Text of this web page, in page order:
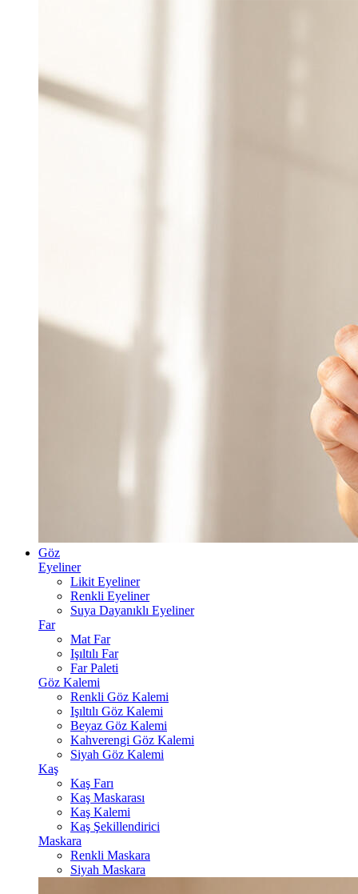
Göz
Eyeliner
Likit Eyeliner
Renkli Eyeliner
Suya Dayanıklı Eyeliner
Far
Mat Far
Işıltılı Far
Far Paleti
Göz Kalemi
Renkli Göz Kalemi
Işıltılı Göz Kalemi
Beyaz Göz Kalemi
Kahverengi Göz Kalemi
Siyah Göz Kalemi
Kaş
Kaş Farı
Kaş Maskarası
Kaş Kalemi
Kaş Şekillendirici
Maskara
Renkli Maskara
Siyah Maskara